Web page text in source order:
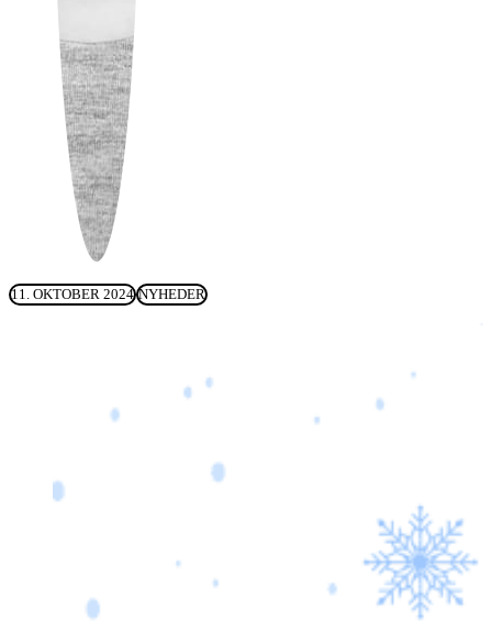
11. OKTOBER 2024 NYHEDER